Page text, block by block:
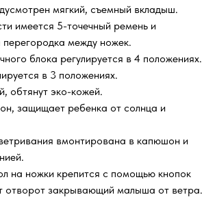
мягкий, съемный вкладыш.
имеется 5-точечный ремень и
перегородка между ножек.
блока регулируется в 4 положениях.
в 3 положениях.
обтянут эко-кожей.
защищает ребенка от солнца и
вмонтирована в капюшон и
на ножки крепится с помощью кнопок
отворот закрывающий малыша от ветра.